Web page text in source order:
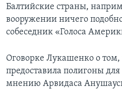
Балтийские страны,
вооружении ничего
собеседник «Голоса
Оговорке Лукашенко о том,
предоставила полигоны
мнению Арвидаса